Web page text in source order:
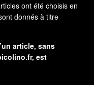
ont été choisis en
donnés à titre
article, sans
, est